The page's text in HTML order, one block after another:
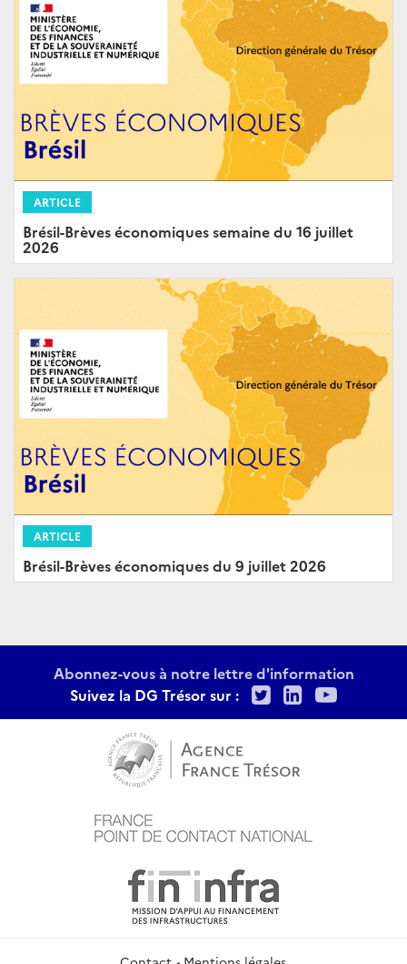
ARTICLE
Brésil-Brèves économiques semaine du 16 juillet
2026
ARTICLE
Brésil-Brèves économiques du 9 juillet 2026
Abonnez-vous à notre lettre d'information
Suivez la DG Trésor sur :
TwitterLinkedIn